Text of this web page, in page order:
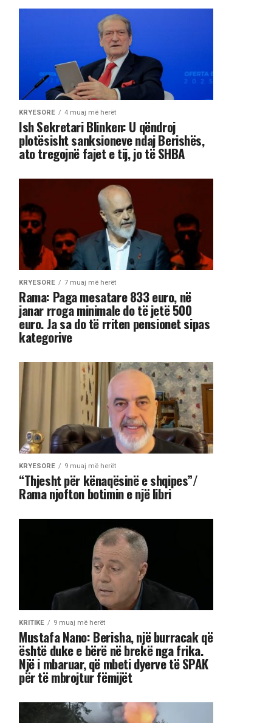
KRYESORE 4 muaj më herët
Ish Sekretari Blinken: U qëndroj
plotësisht sanksioneve ndaj Berishës,
ato tregojnë fajet e tij, jo të SHBA
KRYESORE 7 muaj më herët
Rama: Paga mesatare 833 euro, në
janar rroga minimale do të jetë 500
euro. Ja sa do të rriten pensionet sipas
kategorive
KRYESORE 9 muaj më herët
“Thjesht për kënaqësinë e shqipes”/
Rama njofton botimin e një libri
KRITIKE 9 muaj më herët
Mustafa Nano: Berisha, një burracak që
është duke e bërë në brekë nga frika.
Një i mbaruar, që mbeti dyerve të SPAK
për të mbrojtur fëmijët